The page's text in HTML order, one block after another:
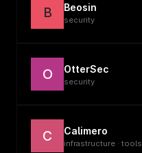
B Beosin
security
O OtterSec
security
C Calimero
infrastructure · tools